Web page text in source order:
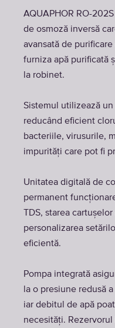
AQUAPHOR RO-
de osmoză inversă
avansată de
furniza apă purificată
la robinet.
Sistemul utilizează
reducând eficient
bacteriile, virusurile,
impurități care pot fi
Unitatea digitală de
permanent
TDS, starea
personalizarea
eficientă.
Pompa integrată
la o presiune redusă
iar debitul de apă
necesități.